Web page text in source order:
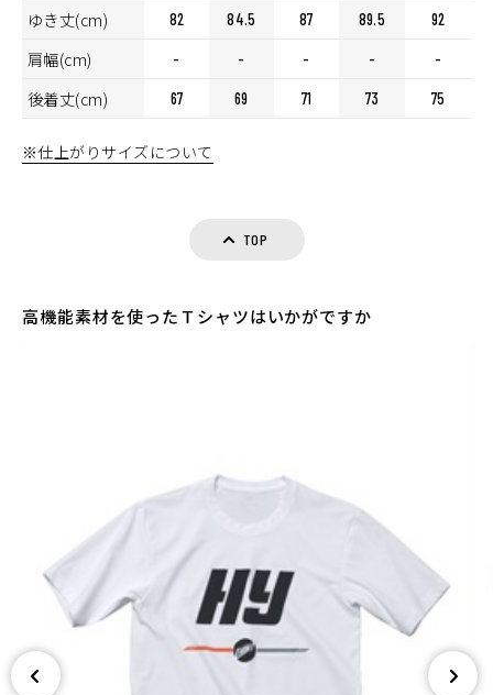
ゆき丈(cm) 82 84.5 87 89.5 92
肩幅(cm) - - - - -
後着丈(cm) 67 69 71 73 75
※仕上がりサイズについて
TOP
高機能素材を使ったＴシャツはいかがですか